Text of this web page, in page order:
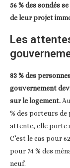
56 % des sondés
de leur projet
Les
83 % des
gouvernement
sur le logement.
% des porteurs
attente, elle porte
C’est le cas pour
pour 74 % des
neuf.